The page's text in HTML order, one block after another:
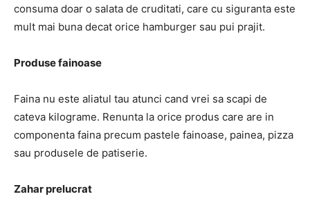
consuma doar o salata de cruditati, care cu siguranta este
mult mai buna decat orice hamburger sau pui prajit.
Produse fainoase
Faina nu este aliatul tau atunci cand vrei sa scapi de
cateva kilograme. Renunta la orice produs care are in
componenta faina precum pastele fainoase, painea, pizza
sau produsele de patiserie.
Zahar prelucrat